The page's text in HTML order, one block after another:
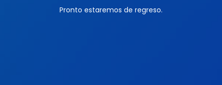
Pronto estaremos de regreso.